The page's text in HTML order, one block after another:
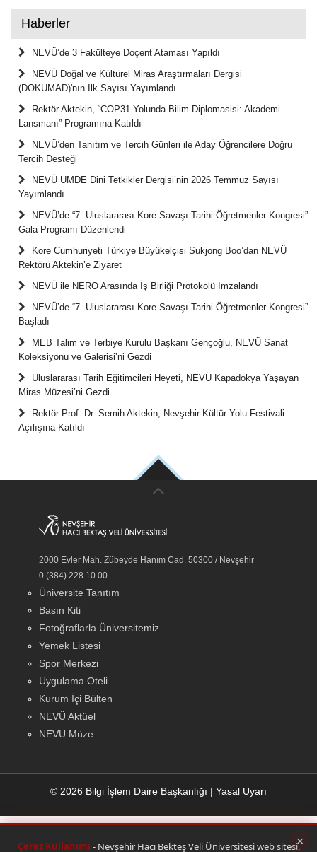
×
Çerez Kullanımı - Nevşehir Hacı Bekteş Veli Üniversitesi web sitesi,
Haberler
NEVÜ’de 3 Fakülteye Doçent Ataması Yapıldı
NEVÜ Doğal ve Kültürel Miras Araştırmaları Dergisi
(DOKUMAD)'nın İlk Sayısı Yayımlandı
Rektör Aktekin, “COP31 Yolunda Bilim Diplomasisi: Akademi
Lansmanı” Programına Katıldı
NEVÜ’den Tanıtım ve Tercih Günleri ile Aday Öğrencilere Doğru
Tercih Desteği
NEVÜ UMDE Dini Tetkikler Dergisi’nin 2026 Temmuz Sayısı
Yayımlandı
NEVÜ’de “7. Uluslararası Kore Savaşı Tarihi Öğretmenler Kongresi”
Gala Programı Düzenlendi
Kore Cumhuriyeti Türkiye Büyükelçisi Sukjong Boo’dan NEVÜ
Rektörü Aktekin’e Ziyaret
NEVÜ ile NERO Arasında İş Birliği Protokolü İmzalandı
NEVÜ’de “7. Uluslararası Kore Savaşı Tarihi Öğretmenler Kongresi”
Başladı
MEB Talim ve Terbiye Kurulu Başkanı Gençoğlu, NEVÜ Sanat
Koleksiyonu ve Galerisi’ni Gezdi
Uluslararası Tarih Eğitimcileri Heyeti, NEVÜ Kapadokya Yaşayan
Miras Müzesi’ni Gezdi
Rektör Prof. Dr. Semih Aktekin, Nevşehir Kültür Yolu Festivali
Açılışına Katıldı
2000 Evler Mah. Zübeyde Hanım Cad. 50300 / Nevşehir
0 (384) 228 10 00
Üniversite Tanıtım
Basın Kiti
Fotoğraflarla Üniversitemiz
Yemek Listesi
Spor Merkezi
Uygulama Oteli
Kurum İçi Bülten
NEVÜ Aktüel
NEVU Müze
© 2026 Bilgi İşlem Daire Başkanlığı | Yasal Uyarı